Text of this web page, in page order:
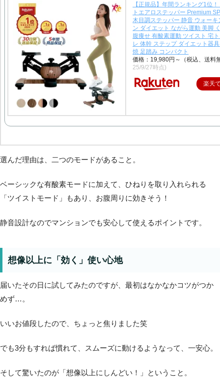
【正規品】年間ランキング1位
トエアロステッパー Premium
木目調ステッパー 静音 ウォーキ
ン ダイエット ながら運動 美脚
腹痩せ 有酸素運動 ツイスト 宅
レ 体幹 ステップ ダイエット器
焼 足踏み コンパクト
価格：19,980円～（税込、送料
25/9/27時点)
楽天
選んだ理由は、二つのモードがあること。
ベーシックな有酸素モードに加えて、ひねりを取り入れられる
「ツイストモード」もあり、お腹周りに効きそう！
静音設計なのでマンションでも安心して使えるポイントです。
想像以上に「効く」使い心地
届いたその日に試してみたのですが、最初はなかなかコツがつか
めず…。
いいお値段したので、ちょっと焦りました笑
でも3分もすれば慣れて、スムーズに動けるようなって、一安心。
そして驚いたのが「想像以上にしんどい！」ということ。